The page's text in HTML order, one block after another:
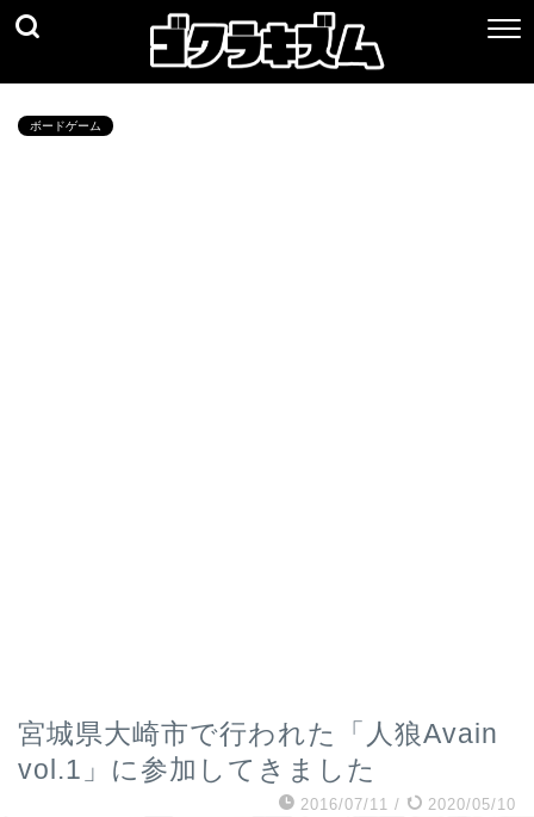
ボードゲーム
宮城県大崎市で行われた「人狼Avain
vol.1」に参加してきました
2016/07/11 / 2020/05/10